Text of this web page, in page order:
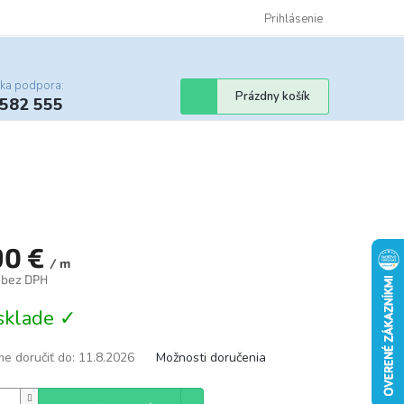
Obchodné podmienky
Prihlásenie
podpora:
555
Nákupný
košík
Prázdny košík
€ / m
DPH
✓
doručiť do: 11.8.2026 Možnosti doručenia